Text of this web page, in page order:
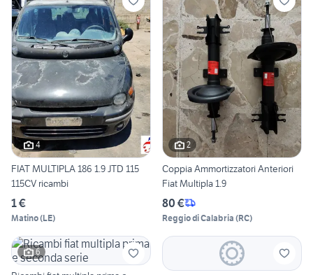
4
FIAT MULTIPLA 186 1.9 JTD 115
115CV ricambi
1 €
Matino(LE)
2
Coppia Ammortizzatori Anteriori
Fiat Multipla 1.9
80 €
Reggio di Calabria (RC)
6